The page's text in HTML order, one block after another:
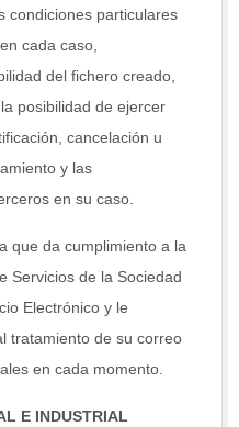
condiciones particulares
cada caso,
del fichero creado,
posibilidad de ejercer
cancelación u
y las
en su caso.
que da cumplimiento a la
Servicios de la Sociedad
Electrónico y le
tratamiento de su correo
en cada momento.
E INDUSTRIAL